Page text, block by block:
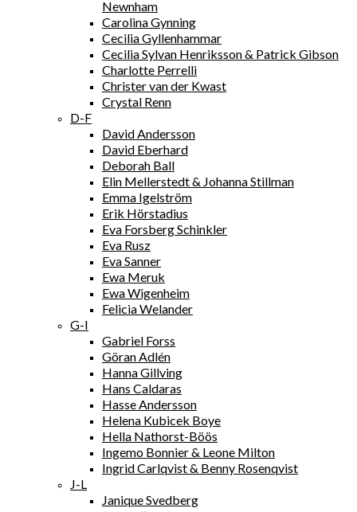
Newnham
Carolina Gynning
Cecilia Gyllenhammar
Cecilia Sylvan Henriksson & Patrick Gibson
Charlotte Perrelli
Christer van der Kwast
Crystal Renn
D-F
David Andersson
David Eberhard
Deborah Ball
Elin Mellerstedt & Johanna Stillman
Emma Igelström
Erik Hörstadius
Eva Forsberg Schinkler
Eva Rusz
Eva Sanner
Ewa Meruk
Ewa Wigenheim
Felicia Welander
G-I
Gabriel Forss
Göran Adlén
Hanna Gillving
Hans Caldaras
Hasse Andersson
Helena Kubicek Boye
Hella Nathorst-Böös
Ingemo Bonnier & Leone Milton
Ingrid Carlqvist & Benny Rosenqvist
J-L
Janique Svedberg